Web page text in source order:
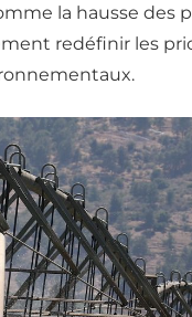
la hausse des
redéfinir les